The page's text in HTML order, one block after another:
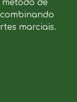
método de
marciais.